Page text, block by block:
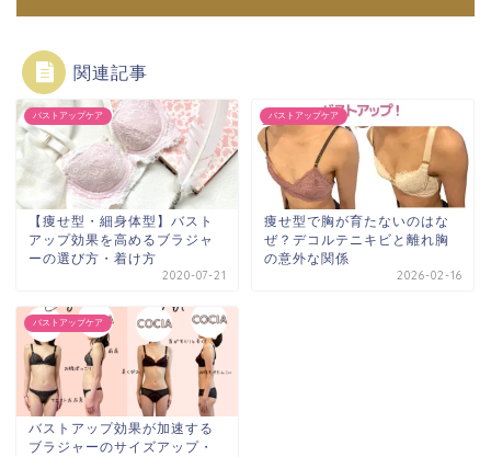
関連記事
バストアップケア
【痩せ型・細身体型】バスト
アップ効果を高めるブラジャ
ーの選び方・着け方
2020-07-21
バストアップケア
痩せ型で胸が育たないのはな
ぜ？デコルテニキビと離れ胸
の意外な関係
2026-02-16
バストアップケア
バストアップ効果が加速する
ブラジャーのサイズアップ・